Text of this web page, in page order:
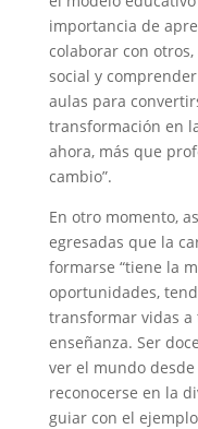
importancia de
colaborar con
social y
aulas para
transformación en
ahora, más que
cambio”.
En otro momento,
egresadas que la
formarse “tiene la
oportunidades,
transformar vidas a
enseñanza. Ser
ver el mundo
reconocerse en la
guiar con el